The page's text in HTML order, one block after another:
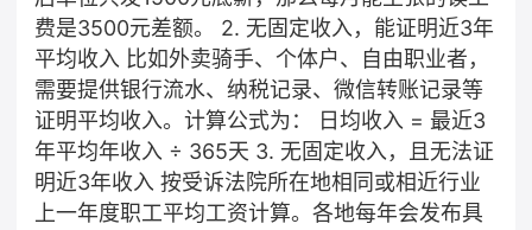
费是3500元差额。 2. 无固定收入，能证明近3年
平均收入 比如外卖骑手、个体户、自由职业者，
需要提供银行流水、纳税记录、微信转账记录等
证明平均收入。计算公式为： 日均收入 = 最近3
年平均年收入 ÷ 365天 3. 无固定收入，且无法证
明近3年收入 按受诉法院所在地相同或相近行业
上一年度职工平均工资计算。各地每年会发布具